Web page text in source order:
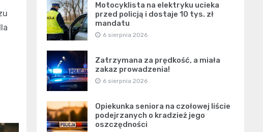
Motocyklista na elektryku ucieka
przed policją i dostaje 10 tys. zł
mandatu
6 sierpnia 2026
Zatrzymana za prędkość, a miała
zakaz prowadzenia!
6 sierpnia 2026
Opiekunka seniora na czołowej liście
podejrzanych o kradzież jego
oszczędności